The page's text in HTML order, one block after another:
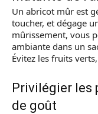
Un abricot mûr est
toucher, et dégage
mûrissement, vous
ambiante dans un
Évitez les fruits
Privilégier les
de goût